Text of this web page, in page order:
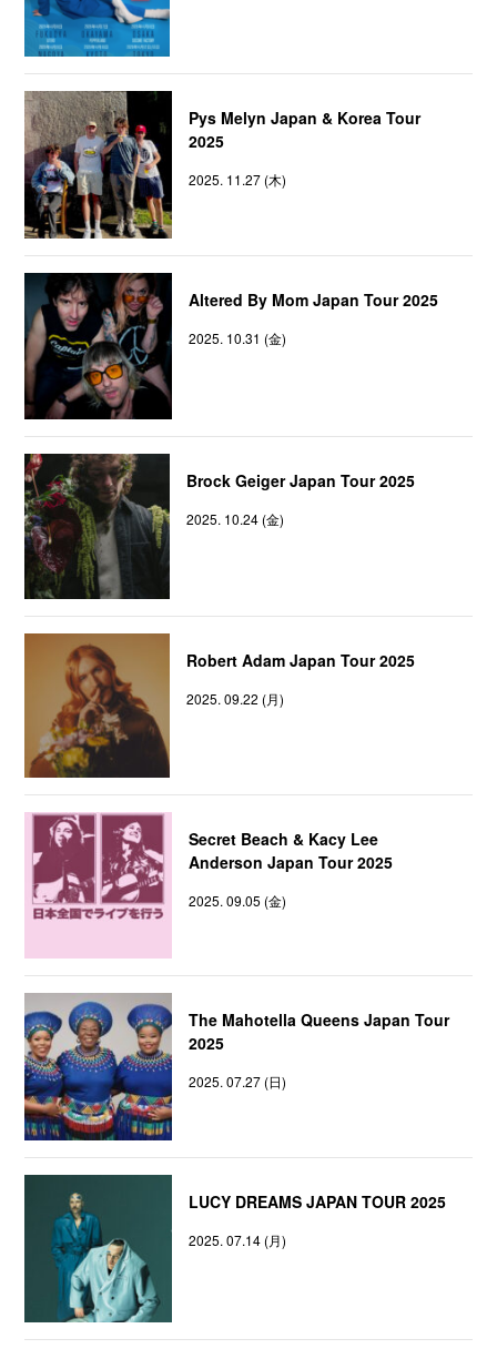
Pys Melyn Japan & Korea Tour
2025
2025. 11.27 (木)
Altered By Mom Japan Tour 2025
2025. 10.31 (金)
Brock Geiger Japan Tour 2025
2025. 10.24 (金)
Robert Adam Japan Tour 2025
2025. 09.22 (月)
Secret Beach & Kacy Lee
Anderson Japan Tour 2025
2025. 09.05 (金)
The Mahotella Queens Japan Tour
2025
2025. 07.27 (日)
LUCY DREAMS JAPAN TOUR 2025
2025. 07.14 (月)